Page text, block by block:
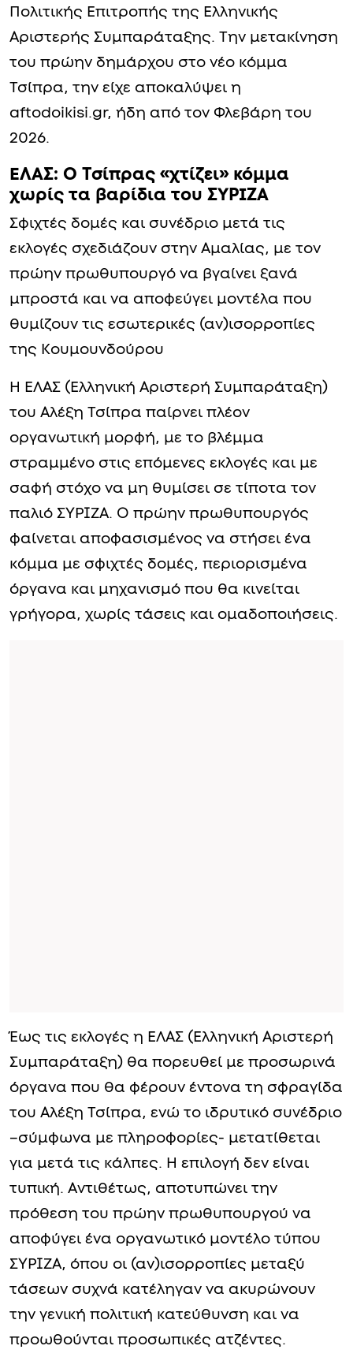
Πολιτικής Επιτροπής της Ελληνικής
Αριστερής Συμπαράταξης. Την μετακίνηση
του πρώην δημάρχου στο νέο κόμμα
Τσίπρα, την είχε αποκαλύψει η
aftodoikisi.gr, ήδη από τον Φλεβάρη του
2026.
ΕΛΑΣ: Ο Τσίπρας «χτίζει» κόμμα
χωρίς τα βαρίδια του ΣΥΡΙΖΑ
Σφιχτές δομές και συνέδριο μετά τις
εκλογές σχεδιάζουν στην Αμαλίας, με τον
πρώην πρωθυπουργό να βγαίνει ξανά
μπροστά και να αποφεύγει μοντέλα που
θυμίζουν τις εσωτερικές (αν)ισορροπίες
της Κουμουνδούρου
Η ΕΛΑΣ (Ελληνική Αριστερή Συμπαράταξη)
του Αλέξη Τσίπρα παίρνει πλέον
οργανωτική μορφή, με το βλέμμα
στραμμένο στις επόμενες εκλογές και με
σαφή στόχο να μη θυμίσει σε τίποτα τον
παλιό ΣΥΡΙΖΑ. Ο πρώην πρωθυπουργός
φαίνεται αποφασισμένος να στήσει ένα
κόμμα με σφιχτές δομές, περιορισμένα
όργανα και μηχανισμό που θα κινείται
γρήγορα, χωρίς τάσεις και ομαδοποιήσεις.
Έως τις εκλογές η ΕΛΑΣ (Ελληνική Αριστερή
Συμπαράταξη) θα πορευθεί με προσωρινά
όργανα που θα φέρουν έντονα τη σφραγίδα
του Αλέξη Τσίπρα, ενώ το ιδρυτικό συνέδριο
–σύμφωνα με πληροφορίες- μετατίθεται
για μετά τις κάλπες. Η επιλογή δεν είναι
τυπική. Αντιθέτως, αποτυπώνει την
πρόθεση του πρώην πρωθυπουργού να
αποφύγει ένα οργανωτικό μοντέλο τύπου
ΣΥΡΙΖΑ, όπου οι (αν)ισορροπίες μεταξύ
τάσεων συχνά κατέληγαν να ακυρώνουν
την γενική πολιτική κατεύθυνση και να
προωθούνται προσωπικές ατζέντες.